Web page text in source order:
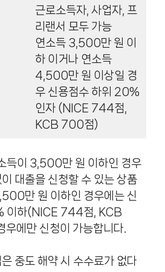
근로소득자, 사업자, 프
리랜서 모두 가능
연소득 3,500만 원 이
하 이거나 연소득
4,500만 원 이상일 경
우 신용점수 하위 20%
인자 (NICE 744점,
KCB 700점)
득이 3,500만 원 이하인 경우
대출을 신청할 수 있는 상품
만 원 이하인 경우에는 신
이하(NICE 744점, KCB
에만 신청이 가능합니다.
중도 해약 시 수수료가 없다